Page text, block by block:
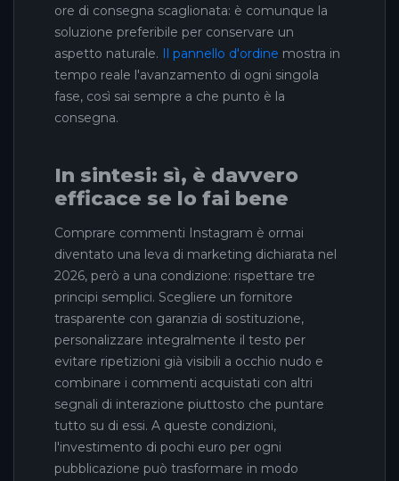
ore di consegna scaglionata: è comunque la
soluzione preferibile per conservare un
aspetto naturale.
Il pannello d'ordine mostra in
tempo reale l'avanzamento di ogni singola
fase, così sai sempre a che punto è la
consegna.
In sintesi: sì, è davvero
efficace se lo fai bene
Comprare commenti Instagram è ormai
diventato una leva di marketing dichiarata nel
2026, però a una condizione: rispettare tre
principi semplici. Scegliere un fornitore
trasparente con garanzia di sostituzione,
personalizzare integralmente il testo per
evitare ripetizioni già visibili a occhio nudo e
combinare i commenti acquistati con altri
segnali di interazione piuttosto che puntare
tutto su di essi. A queste condizioni,
l'investimento di pochi euro per ogni
pubblicazione può trasformare in modo